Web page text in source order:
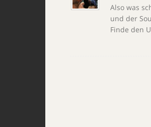
Also was
und der
Finde den